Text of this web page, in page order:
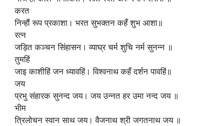
करत
निन्हौं रूप प्रकाशा। भरत सुभक्तन कहँ शुभ आशा॥
रत्न
जड़ित कञ्चन सिंहासन। व्याघ्र चर्म शुचि नर्म सुनन्न ॥
तुमहिं
जाइ काशीहिं जन ध्यावहिं। विश्वनाथ कहँ दर्शन पावहिं॥
जय
प्रभु संहारक सुनन्द जय। जय उन्नत हर उमा नन्द जय ॥
भीम
त्रिलोचन स्वान साथ जय। वैजनाथ श्री जगतनाथ जय ॥